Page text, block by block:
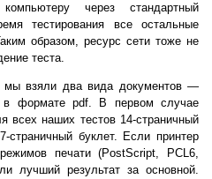
через стандартный
тестирования все остальные
образом, ресурс сети тоже не
теста.
мы взяли два вида документов —
в формате pdf. В первом случае
всех наших тестов 14-страничный
буклет. Если принтер
печати (PostScript, PCL6,
лучший результат за основной.